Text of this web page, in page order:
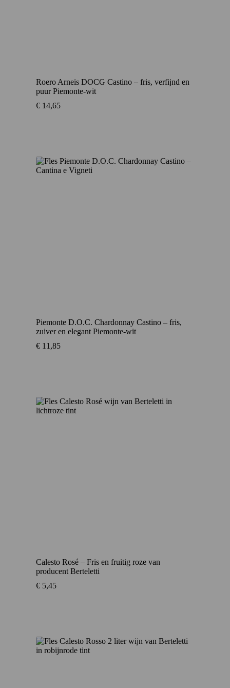
Roero Arneis DOCG Castino – fris, verfijnd en
puur Piemonte-wit
€ 14,65
Piemonte D.O.C. Chardonnay Castino – fris,
zuiver en elegant Piemonte-wit
€ 11,85
Calesto Rosé – Fris en fruitig roze van
producent Berteletti
€ 5,45